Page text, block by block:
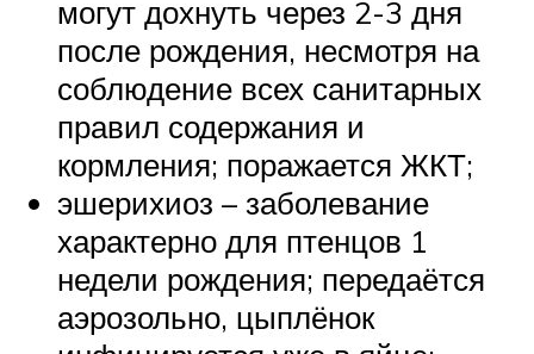
могут дохнуть через 2-3 дня
после рождения, несмотря на
соблюдение всех санитарных
правил содержания и
кормления; поражается ЖКТ;
эшерихиоз – заболевание
характерно для птенцов 1
недели рождения; передаётся
аэрозольно, цыплёнок